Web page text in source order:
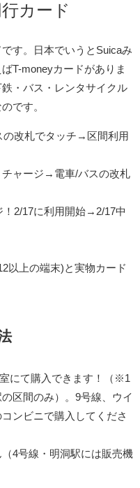
カード
す。日本でいうとSuicaみ
T-moneyカードがありま
・バス・レンタサイクル
です。
改札でタッチ→区間利用
ャージ→電車/バスの改札
！2/17に利用開始→2/17中
以上の端末)と実物カード
にて購入できます！（※1
区間のみ）。9号線、ウイ
ンビニで購入してくださ
4号線・明洞駅には販売機